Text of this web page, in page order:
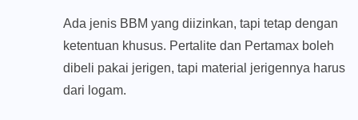
Ada jenis BBM yang diizinkan, tapi tetap dengan
ketentuan khusus. Pertalite dan Pertamax boleh
dibeli pakai jerigen, tapi material jerigennya harus
dari logam.